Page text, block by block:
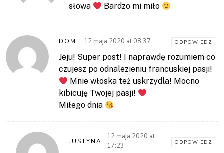
słowa
Bardzo mi miło
DOMI 12 maja 2020 at 08:37 ODPOWIEDZ
Jeju! Super post! I naprawdę rozumiem co
czujesz po odnalezieniu francuskiej pasji!
Mnie włoska też uskrzydla! Mocno
kibicuję Twojej pasji!
Miłego dnia
JUSTYNA
12 maja 2020 at
17:23
ODPOWIEDZ